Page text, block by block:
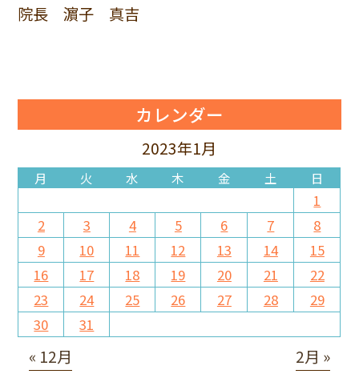
院長 濵子 真吉
カレンダー
2023年1月
月 火 水 木 金 土 日
1
2
3 4 5 6 7
8
9
10 11 12 13 14
15
16
17 18 19 20 21
22
23
24 25 26 27 28
29
30
31
« 12月 2月 »